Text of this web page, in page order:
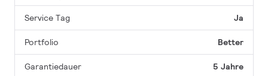
Service Tag Ja
Portfolio Better
Garantiedauer 5 Jahre